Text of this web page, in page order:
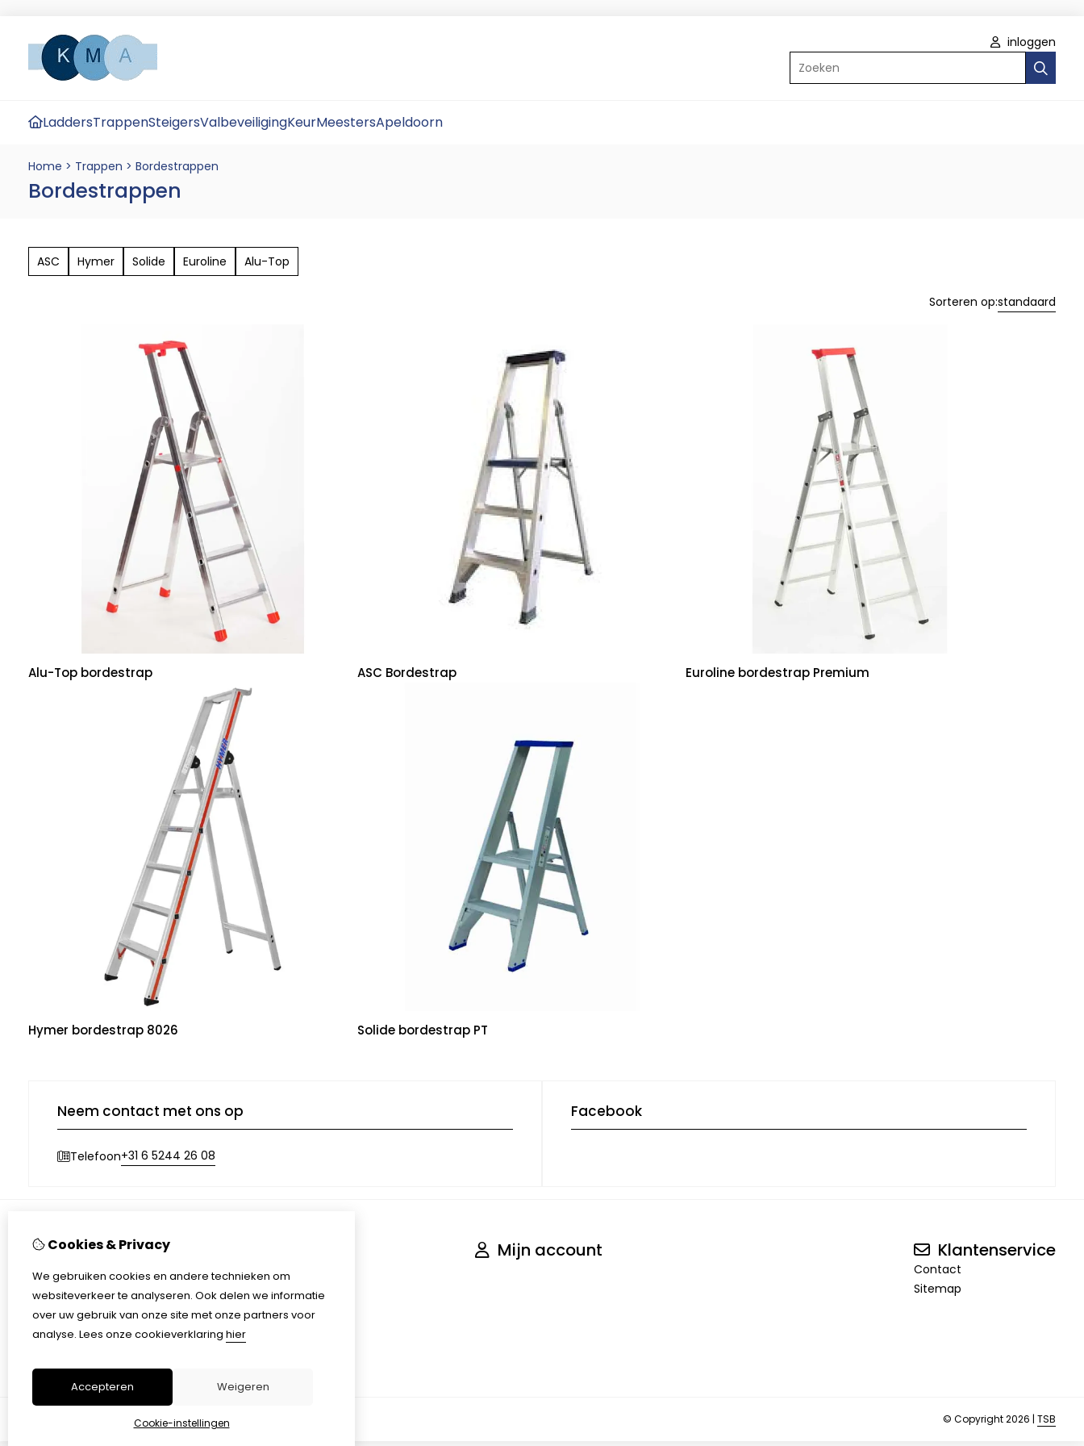
inloggen
Zoeken
LaddersTrappenSteigersValbeveiligingKeurMeestersApeldoorn
Home > Trappen > Bordestrappen
Bordestrappen
ASC Hymer Solide Euroline Alu-Top
Sorteren op:standaard
Alu-Top bordestrap ASC Bordestrap Euroline bordestrap Premium
Hymer bordestrap 8026 Solide bordestrap PT
Neem contact met ons op
Telefoon+31 6 5244 26 08
Facebook
Informatie
Over ons
Waarom keuren?
Privacyverklaring
Mijn account Klantenservice
Contact
Sitemap
© Copyright 2026 | TSB
Cookies & Privacy
We gebruiken cookies en andere technieken om
websiteverkeer te analyseren. Ook delen we informatie
over uw gebruik van onze site met onze partners voor
analyse. Lees onze cookieverklaring hier
Accepteren Weigeren
Cookie-instellingen